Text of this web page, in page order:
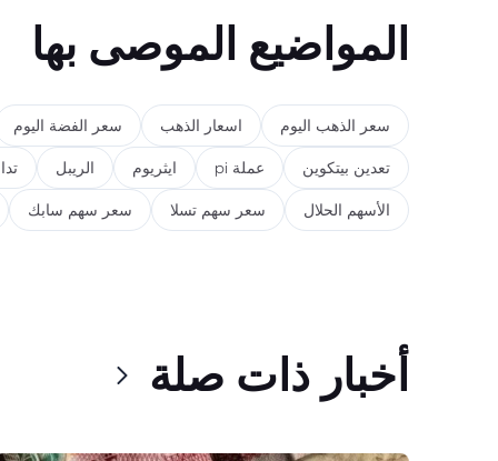
المواضيع الموصى بها
سعر الذهب اليوم اسعار الذهب سعر الفضة اليوم
تعدين بيتكوين عملة pi ايثريوم الريبل
الأسهم الحلال سعر سهم تسلا سعر سهم سابك
أخبار ذات صلة